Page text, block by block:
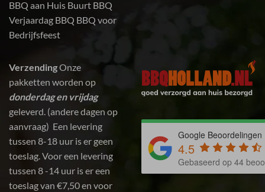
BBQ aan Huis Buurt BBQ
Verjaardag BBQ BBQ voor
Bedrijfsfeest
VerzendingOnze
pakketten worden op
donderdag en vrijdag
geleverd. (andere dagen op
aanvraag) Een levering
tussen 8-18 uur is er geen
toeslag. Voor een levering
tussen 8 -14 uur is er een
toeslag van €7,50 en voor
Google Beoordelingen
4.5
Gebaseerd op 44